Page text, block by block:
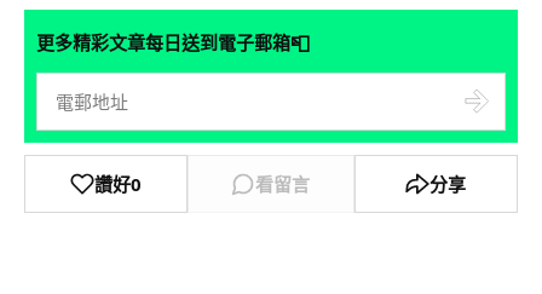
更多精彩文章每日送到電子郵箱📮
讚好0 看留言 分享